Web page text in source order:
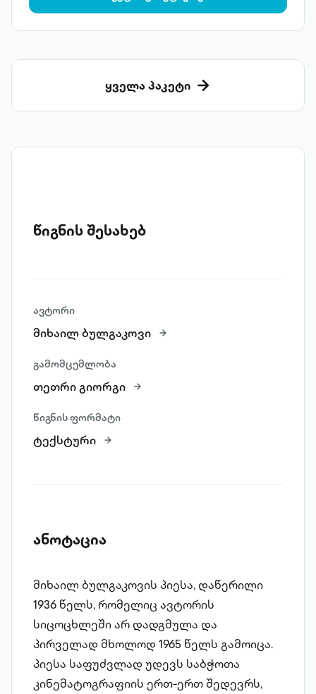
ყველა პაკეტი
წიგნის შესახებ
ავტორი
მიხაილ ბულგაკოვი
გამომცემლობა
თეთრი გიორგი
წიგნის ფორმატი
ტექსტური
ანოტაცია
მიხაილ ბულგაკოვის პიესა, დაწერილი
1936 წელს, რომელიც ავტორის
სიცოცხლეში არ დადგმულა და
პირველად მხოლოდ 1965 წელს გამოიცა.
პიესა საფუძვლად უდევს საბჭოთა
კინემატოგრაფიის ერთ-ერთ შედევრს,